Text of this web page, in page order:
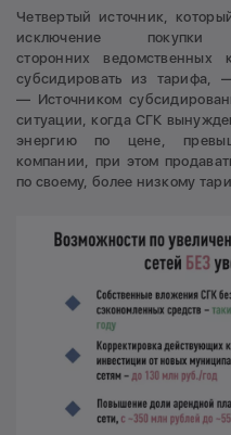
Четвертый источник,
исключение
сторонних ведомственных
субсидировать из тарифа,
— Источником
ситуации, когда СГК
энергию по цене,
компании, при этом
по своему, более низкому